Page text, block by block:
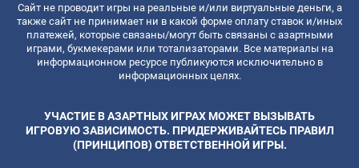
Сайт не проводит игры на реальные и/или виртуальные деньги, а
также сайт не принимает ни в какой форме оплату ставок и/иных
платежей, которые связаны/могут быть связаны с азартными
играми, букмекерами или тотализаторами. Все материалы на
информационном ресурсе публикуются исключительно в
информационных целях.
УЧАСТИЕ В АЗАРТНЫХ ИГРАХ МОЖЕТ ВЫЗЫВАТЬ
ИГРОВУЮ ЗАВИСИМОСТЬ. ПРИДЕРЖИВАЙТЕСЬ ПРАВИЛ
(ПРИНЦИПОВ) ОТВЕТСТВЕННОЙ ИГРЫ.